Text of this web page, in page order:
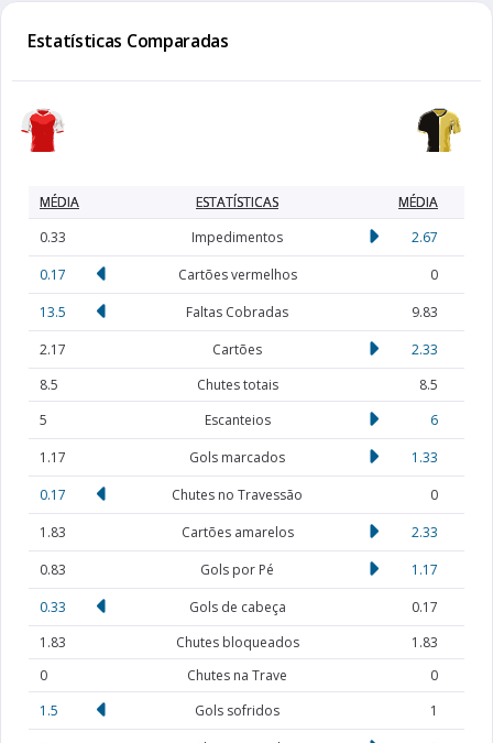
Estatísticas Comparadas
MÉDIA ESTATÍSTICAS
MÉDIA
0.33
Impedimentos
2.67
0.17
Cartões vermelhos
0
13.5
Faltas Cobradas
9.83
2.17
Cartões
2.33
8.5
Chutes totais
8.5
5
Escanteios
6
1.17
Gols marcados
1.33
0.17
Chutes no Travessão
0
1.83
Cartões amarelos
2.33
0.83
Gols por Pé
1.17
0.33
Gols de cabeça
0.17
1.83
Chutes bloqueados
1.83
0
Chutes na Trave
0
1.5
Gols sofridos
1